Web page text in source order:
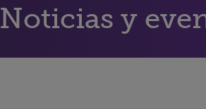
Noticias y